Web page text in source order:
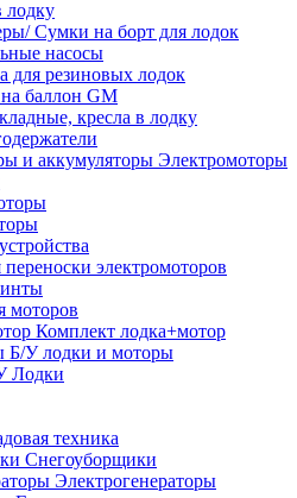
лодку
Сумки на борт для лодок
насосы
для резиновых лодок
баллон GM
кресла в лодку
Электромоторы
электромоторов
моторов
Комплект лодка+мотор
Б/У лодки и моторы
Лодки
техника
Снегоуборщики
Электрогенераторы